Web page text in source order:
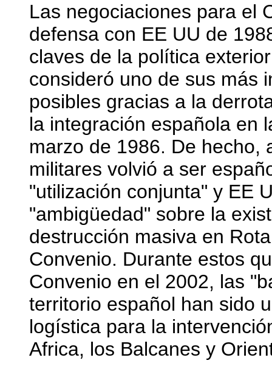
Las negociaciones para el
defensa con EE UU de
claves de la política
consideró uno de sus más
posibles gracias a la
la integración española en
marzo de 1986. De hecho,
militares volvió a ser
"utilización conjunta" y EE
"ambigüedad" sobre la
destrucción masiva en
Convenio. Durante estos
Convenio en el 2002, las
territorio español han sido
logística para la
Africa, los Balcanes y